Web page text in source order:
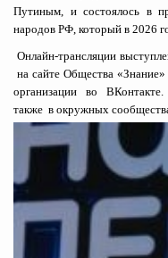
Путиным, и состоялось в
народов РФ, который в 2026
Онлайн-трансляции
на сайте Общества «Знание»
организации во
также в окружных